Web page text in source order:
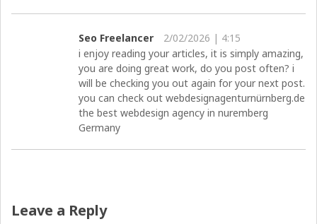
Seo Freelancer
2/02/2026 | 4:15
i enjoy reading your articles, it is simply amazing,
you are doing great work, do you post often? i
will be checking you out again for your next post.
you can check out webdesignagenturnürnberg.de
the best webdesign agency in nuremberg
Germany
Leave a Reply